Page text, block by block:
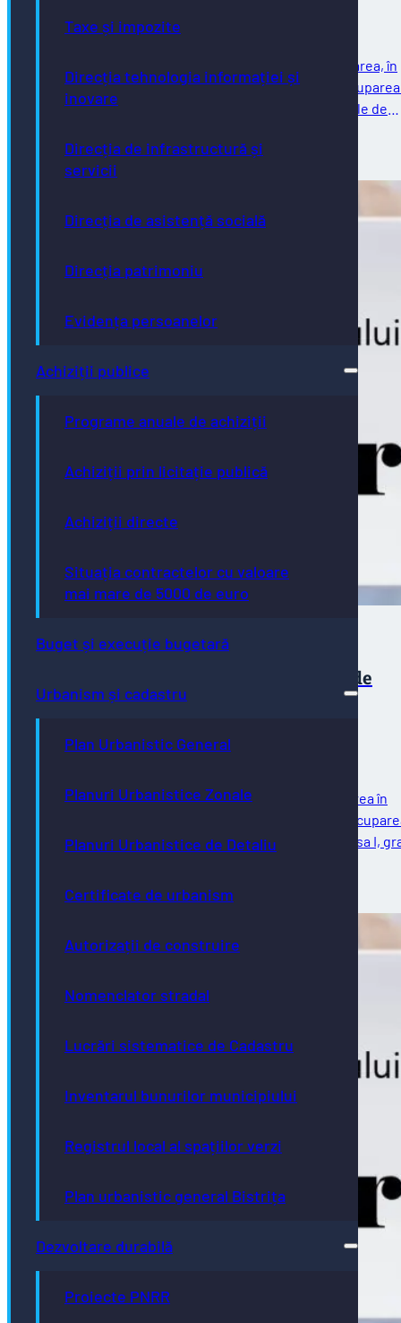
Taxe și impozite
Direcția tehnologia informației și
inovare
Direcția de infrastructură și
servicii
Direcția de asistență socială
Direcția patrimoniu
Evidența persoanelor
Achiziții publice
Programe anuale de achiziții
Achiziții prin licitație publică
Achiziții directe
Situația contractelor cu valoare
mai mare de 5000 de euro
Buget și execuție bugetară
Urbanism și cadastru
Plan Urbanistic General
Planuri Urbanistice Zonale
Planuri Urbanistice de Detaliu
Certificate de urbanism
Autorizații de construire
Nomenclator stradal
Lucrări sistematice de Cadastru
Inventarul bunurilor municipiului
Registrul local al spațiilor verzi
Plan urbanistic general Bistrița
Dezvoltare durabilă
Proiecte PNRR
Direcţia de Asistenţă Socială Bistrița anunță organizarea, în
data de 31.03.2026, ora 10.00, unui concurs pentru
trei posturi corespunzătoare unor funcții contractuale de
10/03/2026
Concurs pentru ocuparea unei funcții de
execuţie vacante la Direcția de
Infrastructură și Servicii
Direcția de Infrastructură și Servicii anunță organizarea în
data de 26.03.2026, ora 12:00, a concursului pentru
funcției publice de execuție vacante de consilier, clasa I,